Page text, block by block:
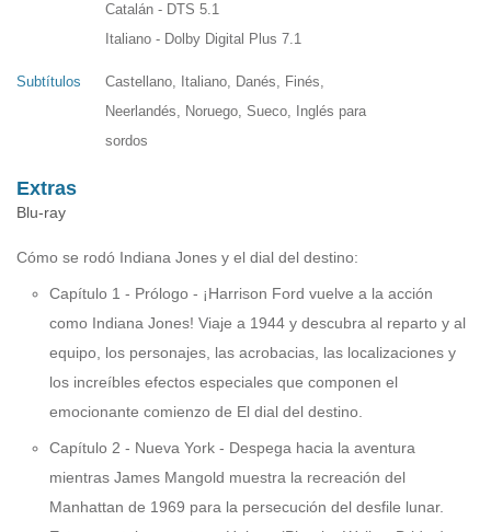
Catalán - DTS 5.1
Italiano - Dolby Digital Plus 7.1
Subtítulos
Castellano, Italiano, Danés, Finés,
Neerlandés, Noruego, Sueco, Inglés para
sordos
Extras
Blu-ray
Cómo se rodó Indiana Jones y el dial del destino:
Capítulo 1 - Prólogo - ¡Harrison Ford vuelve a la acción
como Indiana Jones! Viaje a 1944 y descubra al reparto y al
equipo, los personajes, las acrobacias, las localizaciones y
los increíbles efectos especiales que componen el
emocionante comienzo de El dial del destino.
Capítulo 2 - Nueva York - Despega hacia la aventura
mientras James Mangold muestra la recreación del
Manhattan de 1969 para la persecución del desfile lunar.